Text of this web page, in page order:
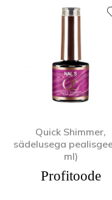
Quick Shimmer,
sädelusega
ml)
Profitoode